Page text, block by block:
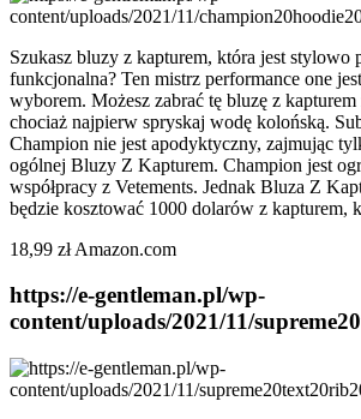
Szukasz bluzy z kapturem, która jest stylowo
funkcjonalna? Ten mistrz performance one
wyborem. Możesz zabrać tę bluzę z
chociaż najpierw spryskaj wodę kolońską.
Champion nie jest apodyktyczny, zajmując
ogólnej Bluzy Z Kapturem. Champion jest
współpracy z Vetements. Jednak Bluza Z
będzie kosztować 1000 dolarów z kapturem,
18,99 zł Amazon.com
https://e-gentleman.pl/wp-
content/uploads/2021/11/